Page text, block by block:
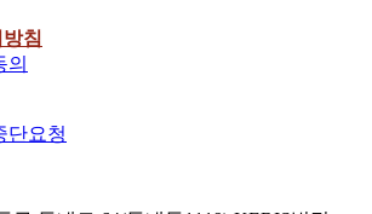
침
의
단요청